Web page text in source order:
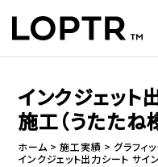
インクジェット
施工（うたたね
ホーム 施工実績
グラフィ
インクジェット出力シート サイ